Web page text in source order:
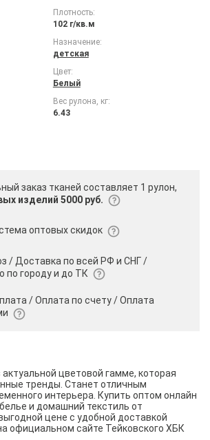
Плотность:
102 г/кв.м
Назначение:
детская
Цвет:
Белый
Вес рулона, кг:
6.43
заказ тканей составляет 1 рулон,
изделий 5000 руб.
оптовых скидок
/ Доставка по всей РФ и СНГ /
по городу и до ТК
/ Оплата по счету /Оплата
цветовой гамме, которая
тренды. Станет отличным
интерьера. Купить оптом онлайн
и домашний текстиль от
цене с удобной доставкой
официальном сайте Тейковского ХБК